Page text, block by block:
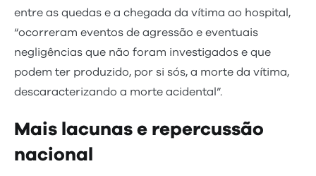
entre as quedas e a chegada da vítima ao hospital,
“ocorreram eventos de agressão e eventuais
negligências que não foram investigados e que
podem ter produzido, por si sós, a morte da vítima,
descaracterizando a morte acidental”.
Mais lacunas e repercussão
nacional